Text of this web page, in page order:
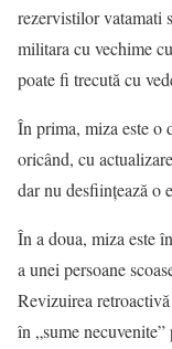
rezervistilor vatamati
militara cu vechime
poate fi trecută cu
În prima, miza este o
oricând, cu
dar nu desființează o
În a doua, miza este
a unei persoane
Revizuirea
în „sume